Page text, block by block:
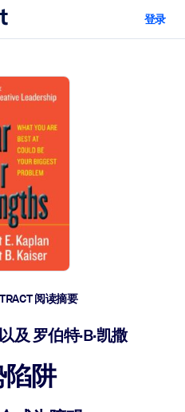
技能。
代做好准备。
实际问题并更快采取行动。
的技能。
登录
阅读摘要
及 罗伯特·B·凯撒
阱